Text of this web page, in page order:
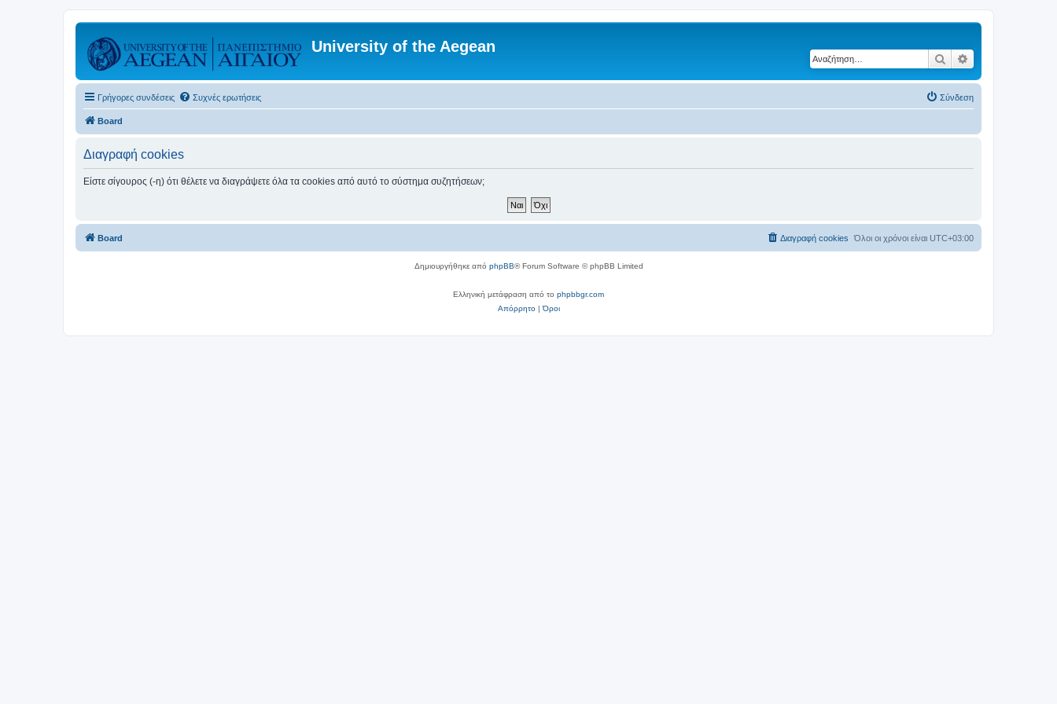
University of the Aegean
Αναζήτηση
Γρήγορες συνδέσεις Συχνές ερωτήσεις Σύνδεση
Board
Διαγραφή cookies
Είστε σίγουρος (-η) ότι θέλετε να διαγράψετε όλα τα cookies από αυτό το σύστημα συζητήσεων;
Board Όλοι οι χρόνοι είναι UTC+03:00
Διαγραφή cookies
Δημιουργήθηκε από phpBB® Forum Software © phpBB Limited
Ελληνική μετάφραση από το phpbbgr.com
Απόρρητο|Όροι